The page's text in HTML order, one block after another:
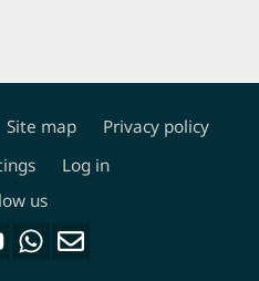
Footer
Site map
Privacy policy
Log in
us